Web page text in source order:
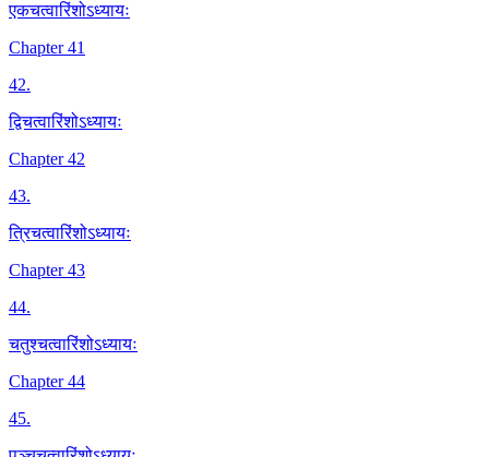
एकचत्वारिंशोऽध्यायः
Chapter 41
42.
द्विचत्वारिंशोऽध्यायः
Chapter 42
43.
त्रिचत्वारिंशोऽध्यायः
Chapter 43
44.
चतुश्चत्वारिंशोऽध्यायः
Chapter 44
45.